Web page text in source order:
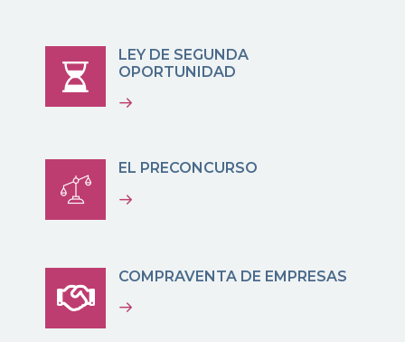
LEY DE SEGUNDA
OPORTUNIDAD
EL PRECONCURSO
COMPRAVENTA DE EMPRESAS